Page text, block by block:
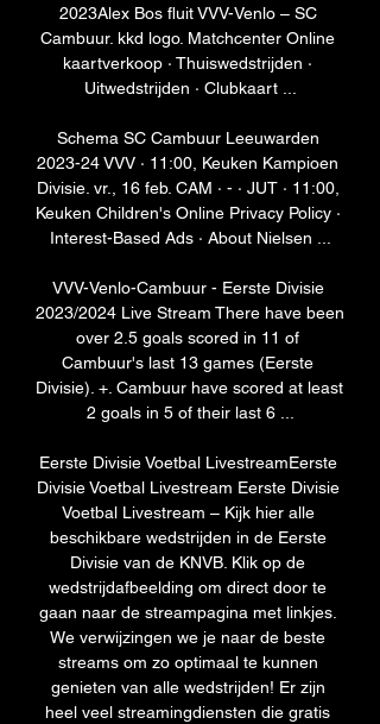
2023Alex Bos fluit VVV-Venlo – SC
Cambuur. kkd logo. Matchcenter Online
kaartverkoop · Thuiswedstrijden ·
Uitwedstrijden · Clubkaart ...
Schema SC Cambuur Leeuwarden
2023-24 VVV · 11:00, Keuken Kampioen
Divisie. vr., 16 feb. CAM · - · JUT · 11:00,
Keuken Children's Online Privacy Policy ·
Interest-Based Ads · About Nielsen ...
VVV-Venlo-Cambuur - Eerste Divisie
2023/2024 Live Stream There have been
over 2.5 goals scored in 11 of
Cambuur's last 13 games (Eerste
Divisie). +. Cambuur have scored at least
2 goals in 5 of their last 6 ...
Eerste Divisie Voetbal LivestreamEerste
Divisie Voetbal Livestream Eerste Divisie
Voetbal Livestream – Kijk hier alle
beschikbare wedstrijden in de Eerste
Divisie van de KNVB. Klik op de
wedstrijdafbeelding om direct door te
gaan naar de streampagina met linkjes.
We verwijzingen we je naar de beste
streams om zo optimaal te kunnen
genieten van alle wedstrijden! Er zijn
heel veel streamingdiensten die gratis